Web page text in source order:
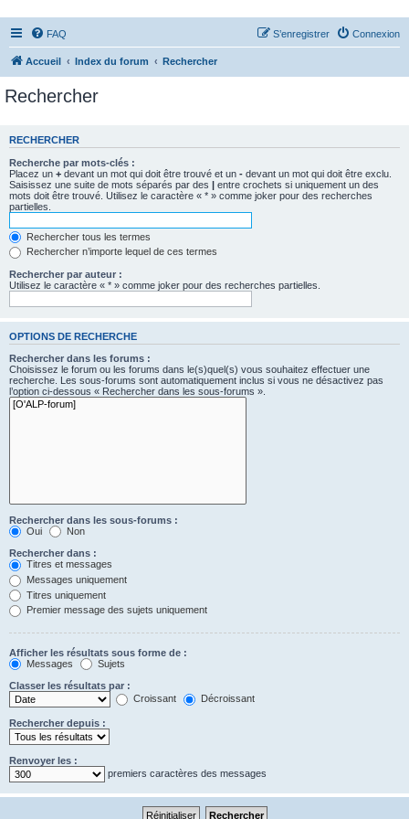
FAQ Connexion
S’enregistrer
Accueil Index du forum Rechercher
Rechercher
RECHERCHER
Recherche par mots-clés :
Placez un + devant un mot qui doit être trouvé et un - devant un mot qui doit être exclu.
Saisissez une suite de mots séparés par des | entre crochets si uniquement un des
mots doit être trouvé. Utilisez le caractère « * » comme joker pour des recherches
partielles.
Rechercher tous les termes
Rechercher n’importe lequel de ces termes
Rechercher par auteur :
Utilisez le caractère « * » comme joker pour des recherches partielles.
OPTIONS DE RECHERCHE
Rechercher dans les forums :
Choisissez le forum ou les forums dans le(s)quel(s) vous souhaitez effectuer une
recherche. Les sous-forums sont automatiquement inclus si vous ne désactivez pas
l’option ci-dessous « Rechercher dans les sous-forums ».
Rechercher dans les sous-forums :
Oui
Non
Rechercher dans :
Titres et messages
Messages uniquement
Titres uniquement
Premier message des sujets uniquement
Afficher les résultats sous forme de :
Messages
Sujets
Classer les résultats par :
Croissant
Décroissant
Rechercher depuis :
Renvoyer les :
premiers caractères des messages